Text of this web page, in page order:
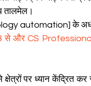
तालमेल।
automation] के
से और CS
पर ध्यान केंद्रित